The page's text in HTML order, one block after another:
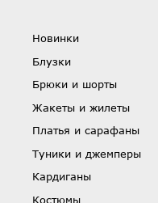
Новинки
Блузки
Брюки и шорты
Жакеты и жилеты
Платья и сарафаны
Туники и джемперы
Кардиганы
Костюмы